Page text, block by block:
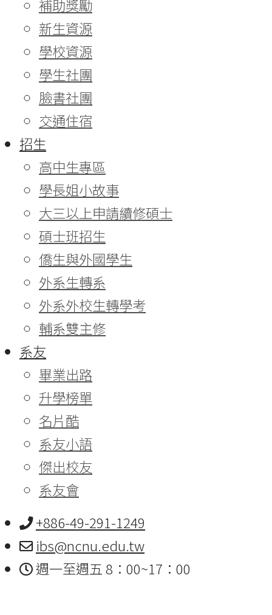
補助獎勵
新生資源
學校資源
學生社團
臉書社團
交通住宿
招生
高中生專區
學長姐小故事
大三以上申請續修碩士
碩士班招生
僑生與外國學生
外系生轉系
外系外校生轉學考
輔系雙主修
系友
畢業出路
升學榜單
名片酷
系友小語
傑出校友
系友會
+886-49-291-1249
ibs@ncnu.edu.tw
週一至週五 8：00~17：00